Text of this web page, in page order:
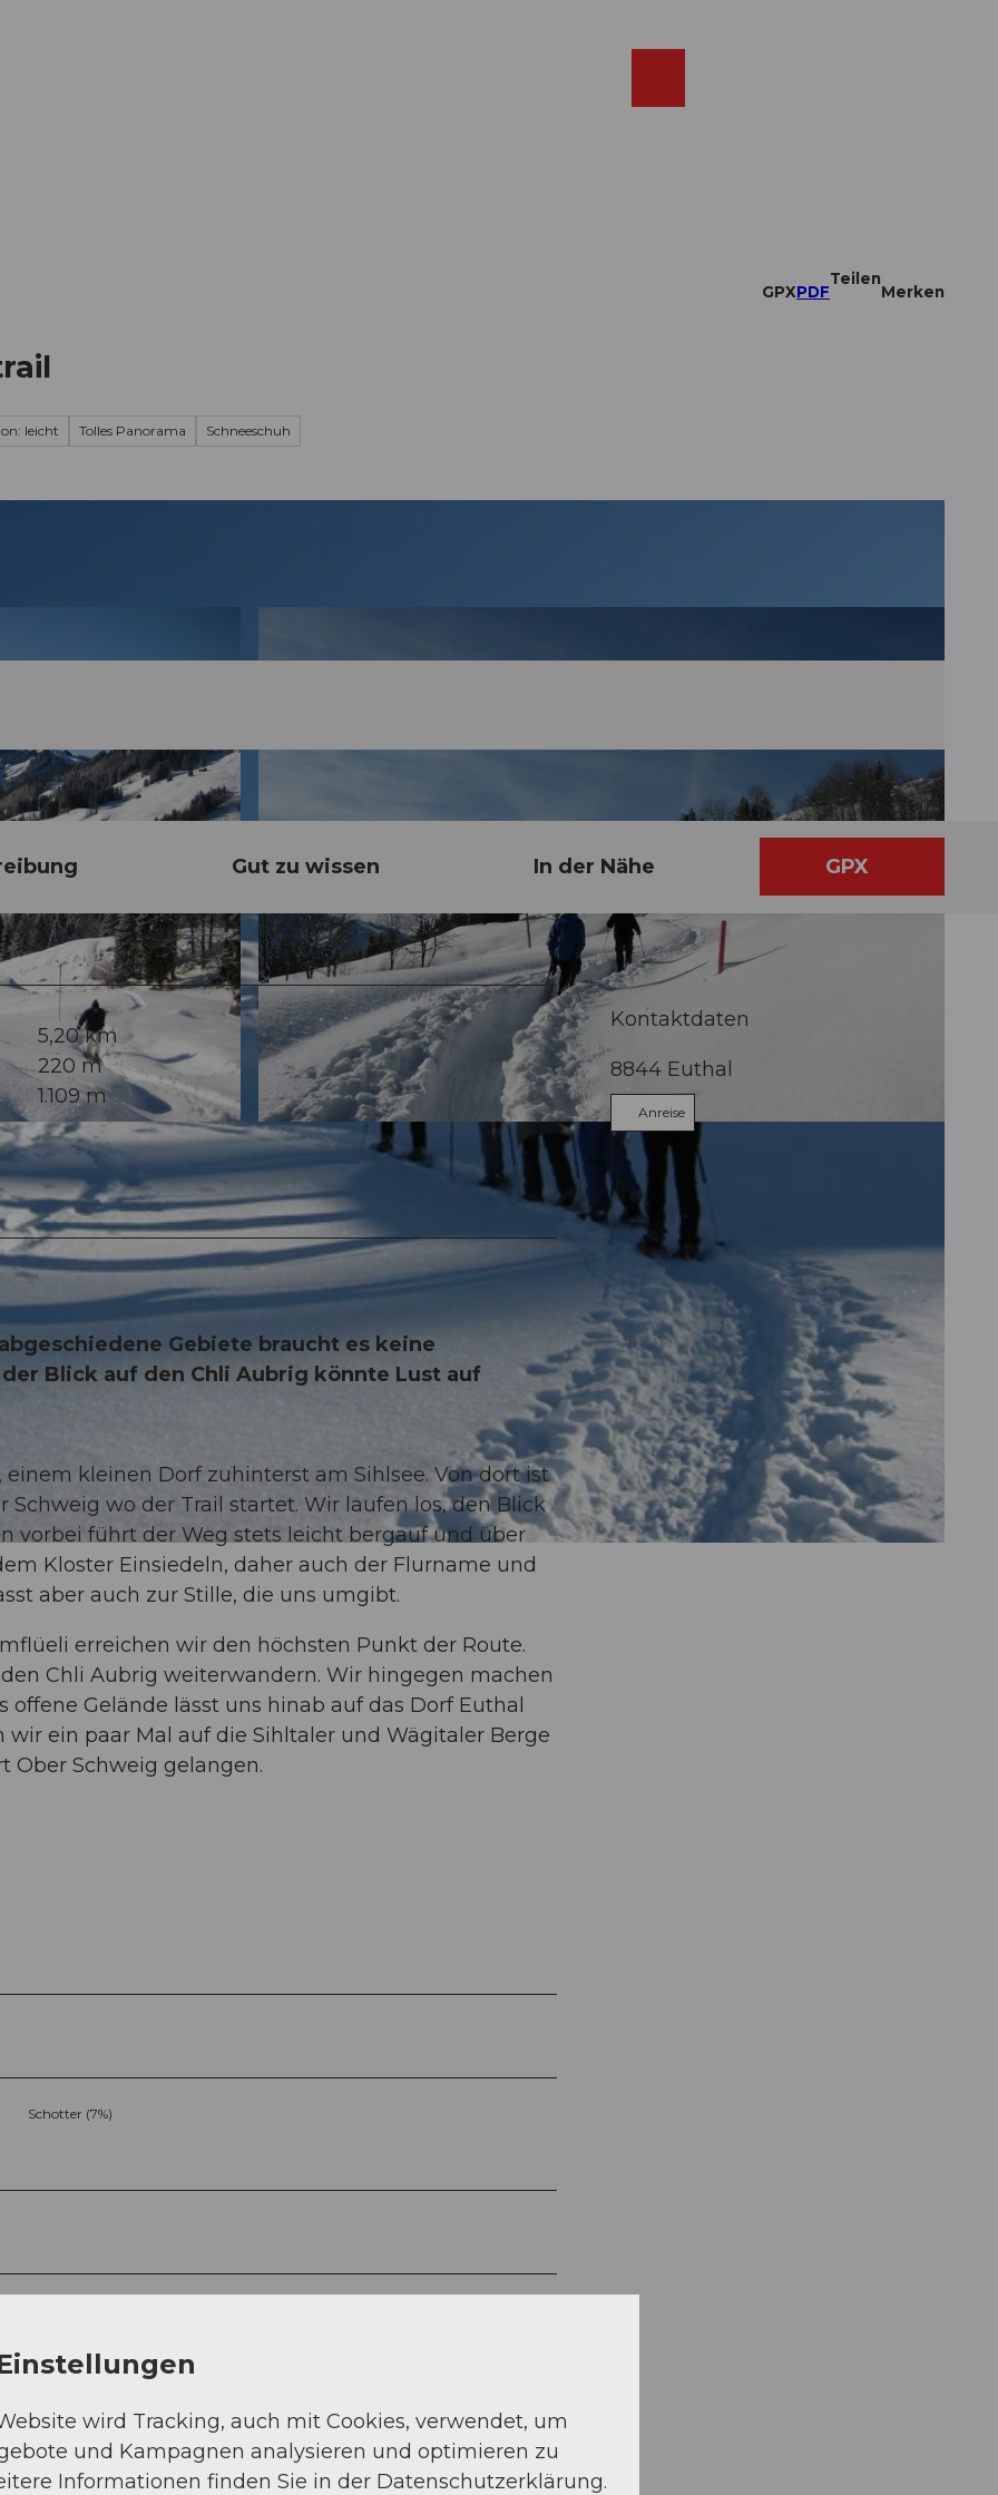
GPXPDF
Teilen
Merken
leicht Tolles Panorama Schneeschuh
© Einsiedeln-Ybrig-Zürichsee
Gut zu wissen In der Nähe GPX
5,20 km
220 m
1.109 m
Gebiete braucht es keine
Blick auf den Chli Aubrig könnte Lust auf
kleinen Dorf zuhinterst am Sihlsee. Von dort ist
wo der Trail startet. Wir laufen los, den Blick
vorbei führt der Weg stets leicht bergauf und über
Kloster Einsiedeln, daher auch der Flurname und
aber auch zur Stille, die uns umgibt.
erreichen wir den höchsten Punkt der Route.
Chli Aubrig weiterwandern. Wir hingegen machen
Gelände lässt uns hinab auf das Dorf Euthal
ein paar Mal auf die Sihltaler und Wägitaler Berge
Ober Schweig gelangen.
Schotter (7%)
Sep Okt Nov Dez
Kontaktdaten
8844 Euthal
Anreise
wird Tracking, auch mit Cookies, verwendet, um
und Kampagnen analysieren und optimieren zu
Informationen finden Sie in der Datenschutzerklärung.